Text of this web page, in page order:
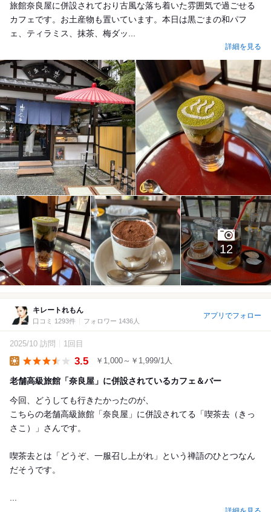
旅館奈良屋に併設されており古風な落ち着いた雰囲気で過ごせる
カフェです。お土産物も置いています。本日は黒ごまの和パフ
ェ、ティラミス、抹茶、梅ダッ...
詳細を見る
12
キレートれもん
口コミ 1293件 フォロワー 1436人
アプリでフォロー
2025/10 訪問 1回目
3.5 ￥1,000～￥1,999/1人
老舗高級旅館「奈良屋」に併設されているカフェ＆バー
今回、どうしても行きたかったのが、
こちらの老舗高級旅館「奈良屋」に併設されてる「喫茶去（きっ
さこ）」さんです。
喫茶去とは「どうぞ、一服召し上がれ」という禅語のひとつなん
だそうです。
...